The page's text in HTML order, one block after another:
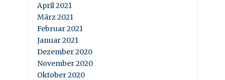
April 2021
März 2021
Februar 2021
Januar 2021
Dezember 2020
November 2020
Oktober 2020